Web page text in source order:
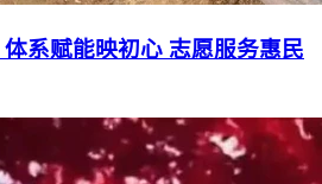
系赋能映初心 志愿服务惠民